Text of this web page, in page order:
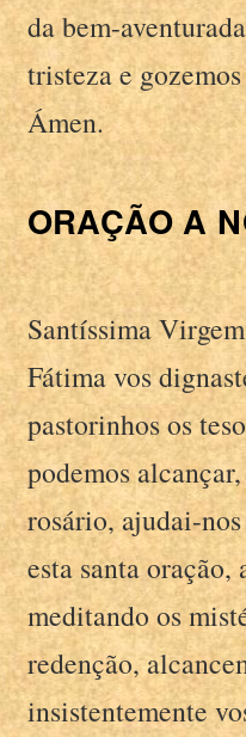
da bem-
tristeza e
Ámen.
ORAÇÃO A
Santíssima
Fátima vos
pastorinhos os
podemos
rosário, ajudai-
esta santa oração,
meditando os
redenção,
insistentemente